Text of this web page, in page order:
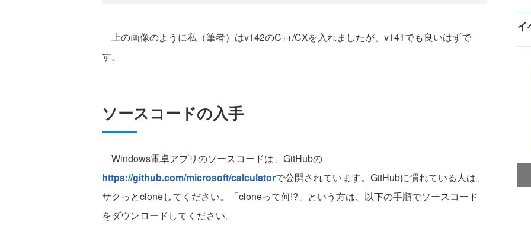
上の画像のように私（筆者）はv142のC++/CXを入れましたが、v141でも良いはずで
す。
ソースコードの入手
Windows電卓アプリのソースコードは、GitHubの
https://github.com/microsoft/calculatorで公開されています。GitHubに慣れている人は、
サクっとcloneしてください。「cloneって何!?」という方は、以下の手順でソースコード
をダウンロードしてください。
イ